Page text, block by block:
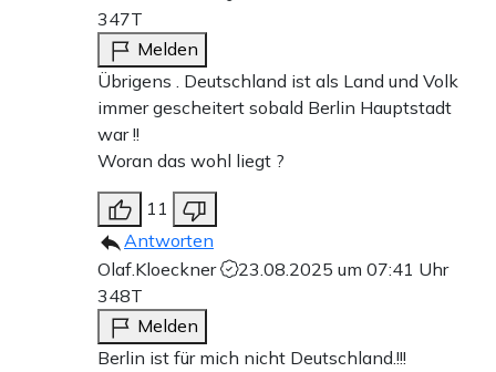
347T
Melden
Übrigens . Deutschland ist als Land und Volk
immer gescheitert sobald Berlin Hauptstadt
war !!
Woran das wohl liegt ?
11
Antworten
Olaf.Kloeckner
23.08.2025 um 07:41 Uhr
348T
Melden
Berlin ist für mich nicht Deutschland.!!!